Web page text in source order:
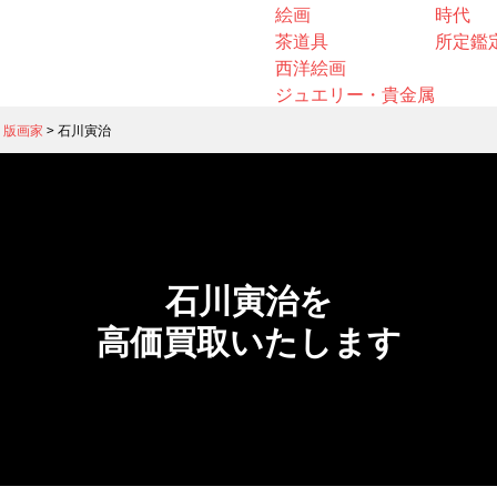
絵画
茶道具
西洋絵画
ジュエリー・貴金属
時代
所定鑑
画家 >石川寅治
石川寅治を
高価買取いたします